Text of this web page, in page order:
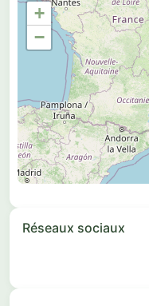
+
−
Réseaux sociaux